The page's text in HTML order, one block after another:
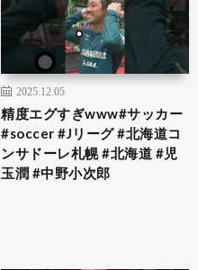
2025.12.05
精度エグすぎwww#サッカー
#soccer #Jリーグ #北海道コ
ンサドーレ札幌 #北海道 #児
玉潤 #中野小次郎